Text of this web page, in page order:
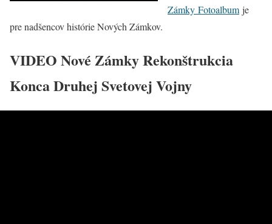
Zámky Fotoalbum je
pre nadšencov histórie Nových Zámkov.
VIDEO Nové Zámky Rekonštrukcia
Konca Druhej Svetovej Vojny